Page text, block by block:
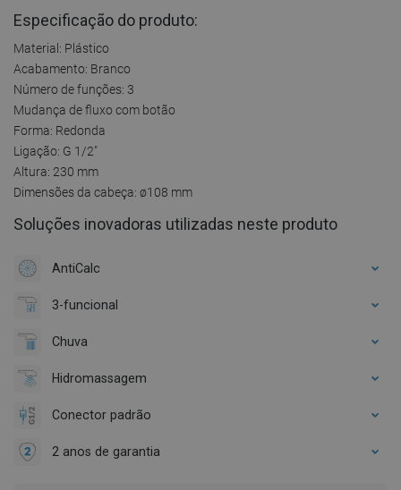
Especificação do produto:
Material: Plástico
Acabamento: Branco
Número de funções: 3
Mudança de fluxo com botão
Forma: Redonda
Ligação: G 1/2"
Altura: 230 mm
Dimensões da cabeça: ø108 mm
Soluções inovadoras utilizadas neste produto
AntiCalc
3-funcional
Chuva
Hidromassagem
Conector padrão
2 anos de garantia